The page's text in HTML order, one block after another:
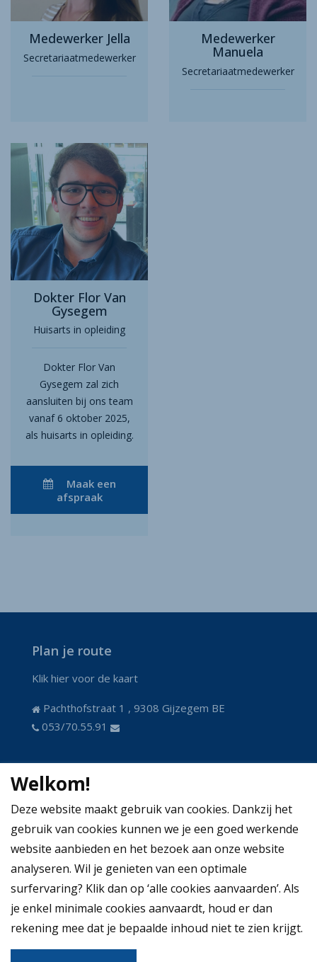
Medewerker Jella
Secretariaatmedewerker
Medewerker
Manuela
Secretariaatmedewerker
Dokter Flor Van
Gysegem
Huisarts in opleiding
Dokter Flor Van
Gysegem zal zich
aansluiten bij ons team
vanaf 6 oktober 2025,
als huisarts in opleiding.
Maak een
afspraak
Plan je route
Klik hier voor de kaart
Pachthofstraat 1 , 9308 Gijzegem BE
053/70.55.91
Welkom!
Deze website maakt gebruik van cookies. Dankzij het
gebruik van cookies kunnen we je een goed werkende
website aanbieden en het bezoek aan onze website
analyseren. Wil je genieten van een optimale
surfervaring? Klik dan op ‘alle cookies aanvaarden’. Als
je enkel minimale cookies aanvaardt, houd er dan
rekening mee dat je bepaalde inhoud niet te zien krijgt.